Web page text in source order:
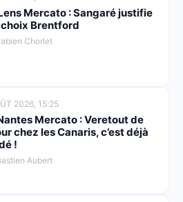
Mercato : Sangaré justifie
Brentford
Chorlet
2026, 15:25
Mercato : Veretout de
chez les Canaris, c’est déjà
!
Aubert